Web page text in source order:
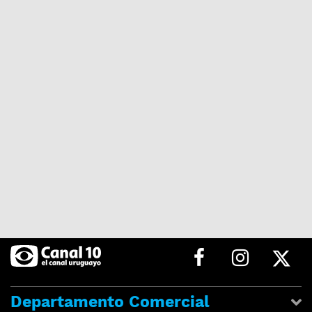
Departamento Comercial